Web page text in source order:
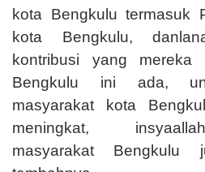
kota Bengkulu termasuk
kota Bengkulu,
kontribusi yang
Bengkulu ini ada,
masyarakat kota
meningkat,
masyarakat Bengkulu